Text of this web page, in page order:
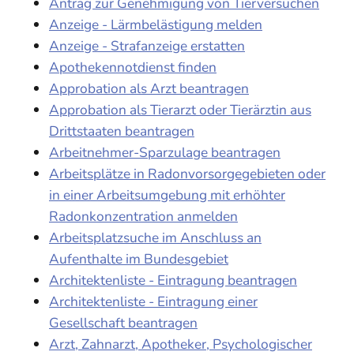
Anzeige - Lärmbelästigung melden
Anzeige - Strafanzeige erstatten
Apothekennotdienst finden
Approbation als Arzt beantragen
Approbation als Tierarzt oder Tierärztin aus
Drittstaaten beantragen
Arbeitnehmer-Sparzulage beantragen
Arbeitsplätze in Radonvorsorgegebieten oder
in einer Arbeitsumgebung mit erhöhter
Radonkonzentration anmelden
Arbeitsplatzsuche im Anschluss an
Aufenthalte im Bundesgebiet
Architektenliste - Eintragung beantragen
Architektenliste - Eintragung einer
Gesellschaft beantragen
Arzt, Zahnarzt, Apotheker, Psychologischer